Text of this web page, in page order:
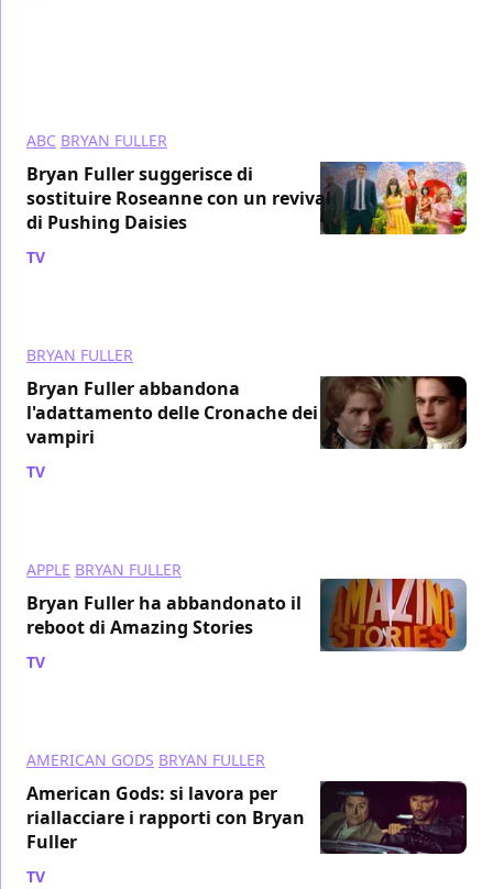
ABC BRYAN FULLER
Bryan Fuller suggerisce di
sostituire Roseanne con un revival
di Pushing Daisies
TV
BRYAN FULLER
Bryan Fuller abbandona
l'adattamento delle Cronache dei
vampiri
TV
APPLE BRYAN FULLER
Bryan Fuller ha abbandonato il
reboot di Amazing Stories
TV
AMERICAN GODS BRYAN FULLER
American Gods: si lavora per
riallacciare i rapporti con Bryan
Fuller
TV